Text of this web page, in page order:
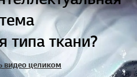
типа ткани?
видео целиком